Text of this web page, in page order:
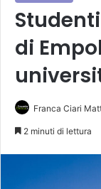
di
Franca Ciari
2 minuti di lettura